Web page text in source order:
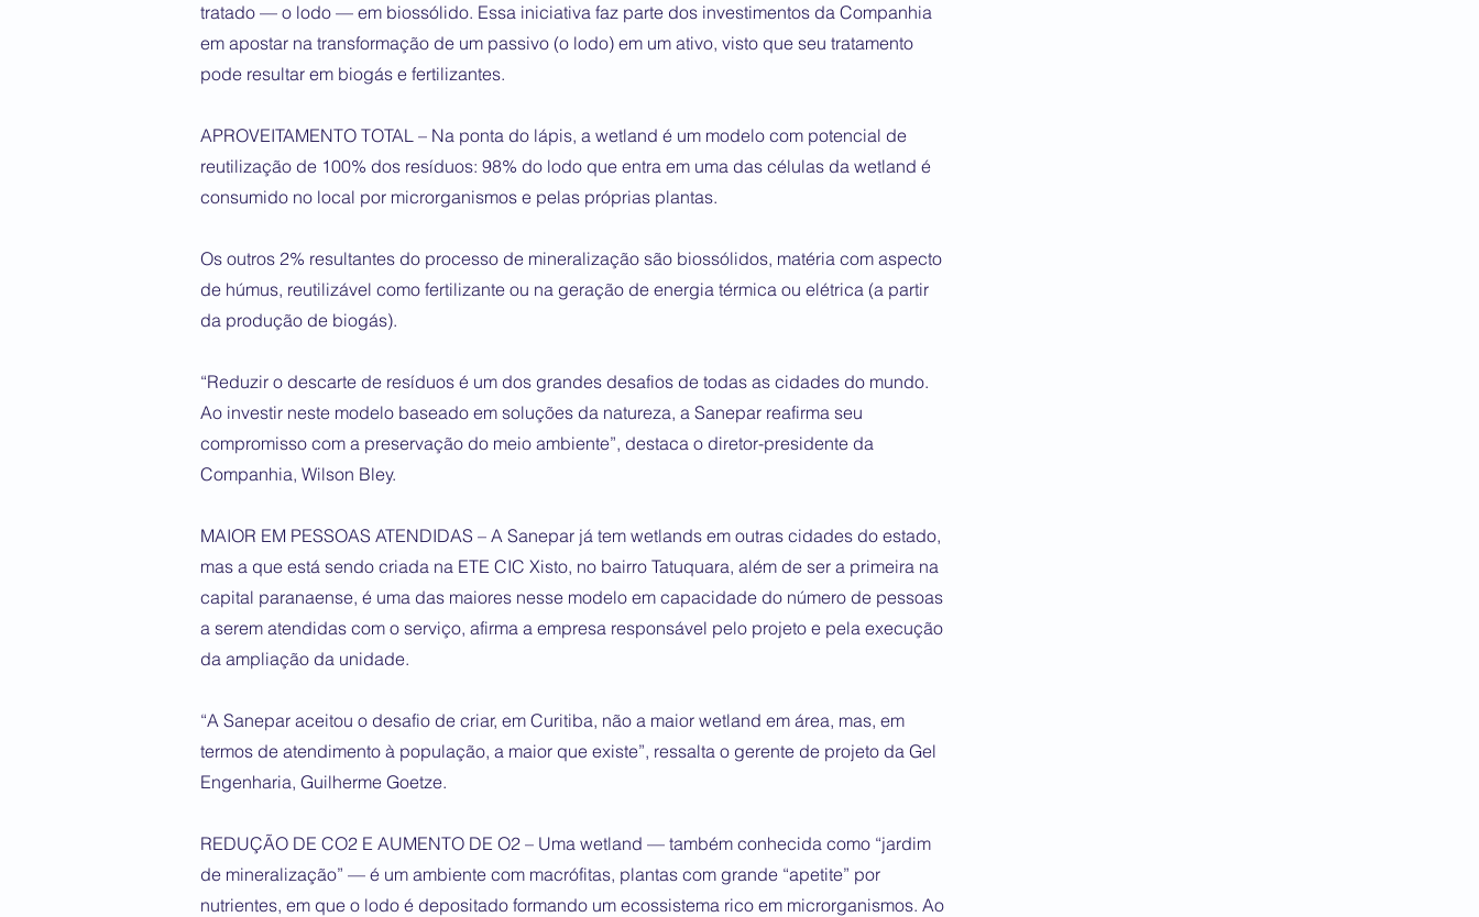
tratado — o lodo — em biossólido. Essa iniciativa faz parte dos investimentos da Companhia
em apostar na transformação de um passivo (o lodo) em um ativo, visto que seu tratamento
pode resultar em biogás e fertilizantes.
APROVEITAMENTO TOTAL – Na ponta do lápis, a wetland é um modelo com potencial de
reutilização de 100% dos resíduos: 98% do lodo que entra em uma das células da wetland é
consumido no local por microrganismos e pelas próprias plantas.
Os outros 2% resultantes do processo de mineralização são biossólidos, matéria com aspecto
de húmus, reutilizável como fertilizante ou na geração de energia térmica ou elétrica (a partir
da produção de biogás).
“Reduzir o descarte de resíduos é um dos grandes desafios de todas as cidades do mundo.
Ao investir neste modelo baseado em soluções da natureza, a Sanepar reafirma seu
compromisso com a preservação do meio ambiente”, destaca o diretor-presidente da
Companhia, Wilson Bley.
MAIOR EM PESSOAS ATENDIDAS – A Sanepar já tem wetlands em outras cidades do estado,
mas a que está sendo criada na ETE CIC Xisto, no bairro Tatuquara, além de ser a primeira na
capital paranaense, é uma das maiores nesse modelo em capacidade do número de pessoas
a serem atendidas com o serviço, afirma a empresa responsável pelo projeto e pela execução
da ampliação da unidade.
“A Sanepar aceitou o desafio de criar, em Curitiba, não a maior wetland em área, mas, em
termos de atendimento à população, a maior que existe”, ressalta o gerente de projeto da Gel
Engenharia, Guilherme Goetze.
REDUÇÃO DE CO2 E AUMENTO DE O2 – Uma wetland — também conhecida como “jardim
de mineralização” — é um ambiente com macrófitas, plantas com grande “apetite” por
nutrientes, em que o lodo é depositado formando um ecossistema rico em microrganismos. Ao